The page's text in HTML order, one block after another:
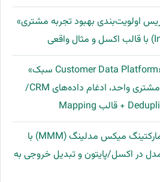
اولویت‌بندی بهبود تجربه مشتری»
راهنمای عملی پیاده‌سازی «Customer Data Platform سبک»
بدون CDP: طراحی شِمای مشتری واحد، ادغام داده‌های CRM/
راهنمای عملی پیاده‌سازی مارکتینگ میکس مدلینگ (MMM) با
در اکسل/پایتون و تبدیل خروجی به